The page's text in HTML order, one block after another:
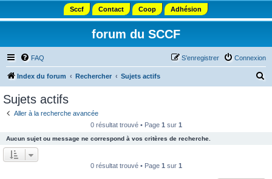
Sccf Contact Coop Adhésion
forum du SCCF
FAQ Connexion
S’enregistrer
Index du forum Rechercher Sujets actifs
Sujets actifs
Aller à la recherche avancée
0 résultat trouvé • Page 1 sur 1
Aucun sujet ou message ne correspond à vos critères de recherche.
0 résultat trouvé • Page 1 sur 1